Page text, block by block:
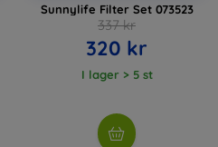
Sunnylife Filter Set 073523
337 kr
320 kr
I lager > 5 st